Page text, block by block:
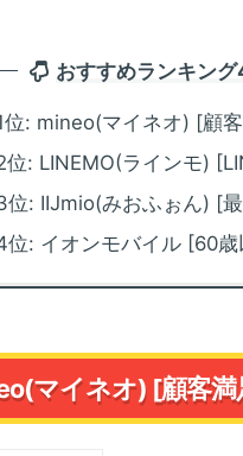
おすすめランキン
位: mineo(マイネオ) [顧
位: LINEMO(ラインモ)
位: IIJmio(みおふぉん) [
位: イオンモバイル [60歳
マイネオ) [顧客満